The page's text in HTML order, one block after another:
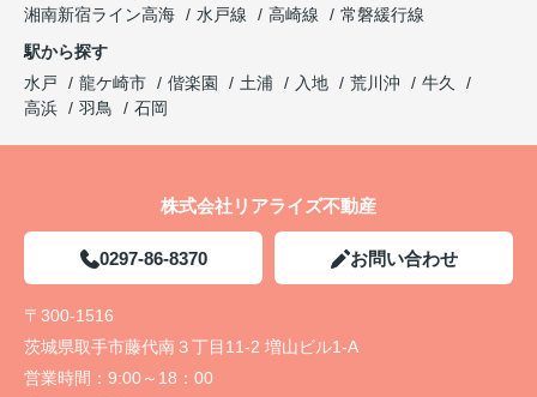
湘南新宿ライン高海
水戸線 高崎線
常磐緩行線
駅から探す
水戸
龍ケ崎市 偕楽園 土浦 入地 荒川沖
牛久
高浜
羽鳥 石岡
株式会社リアライズ不動産
0297-86-8370 お問い合わせ
〒300-1516
茨城県取手市藤代南３丁目11-2 増山ビル1-A
営業時間： 9:00～18：00